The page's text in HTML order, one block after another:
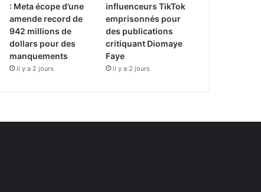
: Meta écope d’une
amende record de
942 millions de
dollars pour des
manquements
il y a 2 jours
influenceurs TikTok
emprisonnés pour
des publications
critiquant Diomaye
Faye
il y a 2 jours